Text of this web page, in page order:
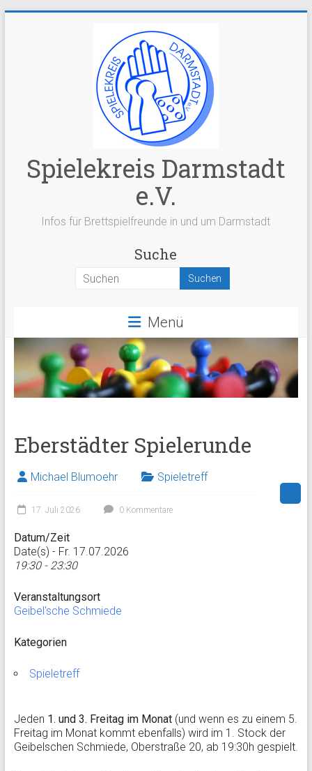
Spielekreis Darmstadt
e.V.
Infos für Brettspielfreunde in und um Darmstadt
Suche
Menü
Eberstädter Spielerunde
Michael Blumoehr Spieletreff
17. Juli 2026 0 Kommentare
Datum/Zeit
Date(s) - Fr. 17.07.2026
19:30 - 23:30
Veranstaltungsort
Geibel'sche Schmiede
Kategorien
Spieletreff
Jeden 1. und 3. Freitag im Monat(und wenn es zu einem 5.
Freitag im Monat kommt ebenfalls) wird im 1. Stock der
Geibelschen Schmiede, Oberstraße 20, ab 19:30h gespielt.